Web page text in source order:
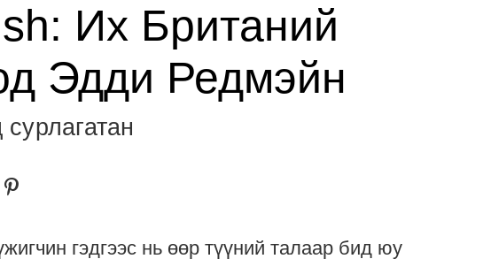
Их Британий
Эдди Редмэйн
гэдгээс нь өөр түүний талаар бид юу